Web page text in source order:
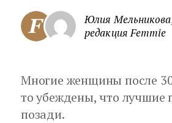
Юлия
редакция Femmie
Многие женщины после
то убеждены, что лучшие
позади.